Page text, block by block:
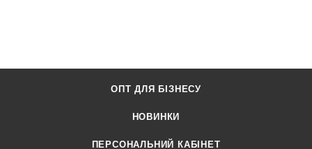
ОПТ ДЛЯ БІЗНЕСУ
НОВИНКИ
ПЕРСОНАЛЬНИЙ КАБІНЕТ